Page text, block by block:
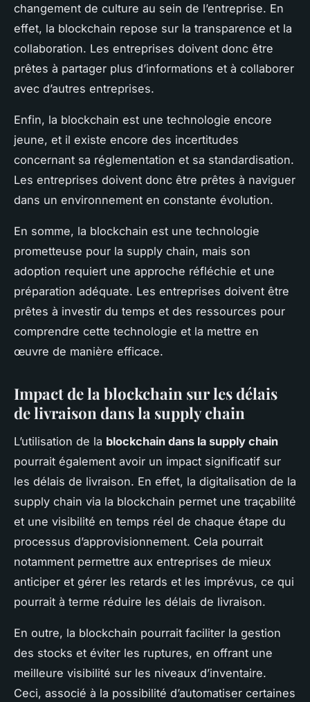
changement de culture au sein de l’entreprise. En
effet, la blockchain repose sur la transparence et la
collaboration. Les entreprises doivent donc être
prêtes à partager plus d’informations et à collaborer
avec d’autres entreprises.
Enfin, la blockchain est une technologie encore
jeune, et il existe encore des incertitudes
concernant sa réglementation et sa standardisation.
Les entreprises doivent donc être prêtes à naviguer
dans un environnement en constante évolution.
En somme, la blockchain est une technologie
prometteuse pour la supply chain, mais son
adoption requiert une approche réfléchie et une
préparation adéquate. Les entreprises doivent être
prêtes à investir du temps et des ressources pour
comprendre cette technologie et la mettre en
œuvre de manière efficace.
Impact de la blockchain sur les délais
de livraison dans la supply chain
L’utilisation de la blockchain dans la supply chain
pourrait également avoir un impact significatif sur
les délais de livraison. En effet, la digitalisation de la
supply chain via la blockchain permet une traçabilité
et une visibilité en temps réel de chaque étape du
processus d’approvisionnement. Cela pourrait
notamment permettre aux entreprises de mieux
anticiper et gérer les retards et les imprévus, ce qui
pourrait à terme réduire les délais de livraison.
En outre, la blockchain pourrait faciliter la gestion
des stocks et éviter les ruptures, en offrant une
meilleure visibilité sur les niveaux d’inventaire.
Ceci, associé à la possibilité d’automatiser certaines